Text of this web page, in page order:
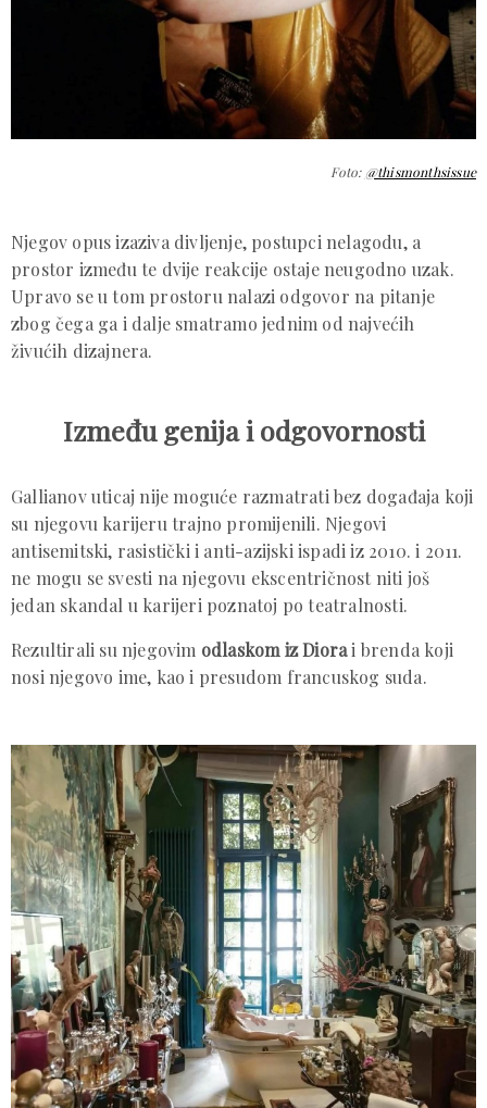
Foto:@thismonthsissue
Njegov opus izaziva divljenje, postupci nelagodu, a
prostor između te dvije reakcije ostaje neugodno uzak.
Upravo se u tom prostoru nalazi odgovor na pitanje
zbog čega ga i dalje smatramo jednim od najvećih
živućih dizajnera.
Između genija i odgovornosti
Gallianov uticaj nije moguće razmatrati bez događaja koji
su njegovu karijeru trajno promijenili. Njegovi
antisemitski, rasistički i anti-azijski ispadi iz 2010. i 2011.
ne mogu se svesti na njegovu ekscentričnost niti još
jedan skandal u karijeri poznatoj po teatralnosti.
Rezultirali su njegovim odlaskom iz Diorai brenda koji
nosi njegovo ime, kao i presudom francuskog suda.